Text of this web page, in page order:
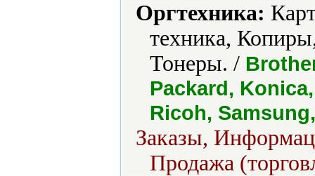
Оргтехника:
техника,
Тонеры. /
Packard,
Ricoh,
Заказы,
Продажа